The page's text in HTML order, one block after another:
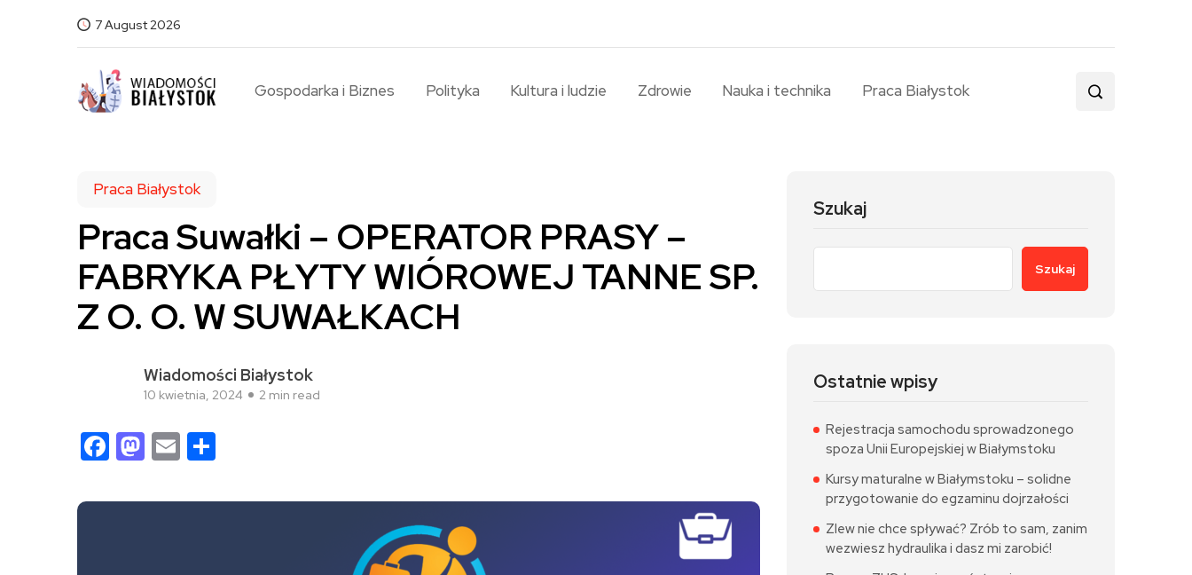
7 August 2026
Gospodarka i Biznes Polityka Kultura i ludzie Zdrowie Nauka i technika Praca Białystok
Praca Białystok
Praca Suwałki – OPERATOR PRASY –
FABRYKA PŁYTY WIÓROWEJ TANNE SP.
Z O. O. W SUWAŁKACH
Wiadomości Białystok
10 kwietnia, 2024 2 min read
Facebook
Mastodon
Email
Szukaj
Szukaj
Ostatnie wpisy
Rejestracja samochodu sprowadzonego
spoza Unii Europejskiej w Białymstoku
Kursy maturalne w Białymstoku – solidne
przygotowanie do egzaminu dojrzałości
Zlew nie chce spływać? Zrób to sam, zanim
wezwiesz hydraulika i dasz mi zarobić!